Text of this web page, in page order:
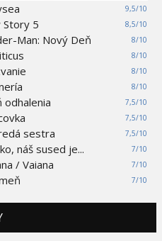
9,5/10
8,5/10
Story 5
8/10
Man: Nový Deň
8/10
8/10
8/10
7,5/10
odhalenia
7,5/10
7,5/10
sestra
7/10
náš sused je...
7/10
/ Vaiana
7/10